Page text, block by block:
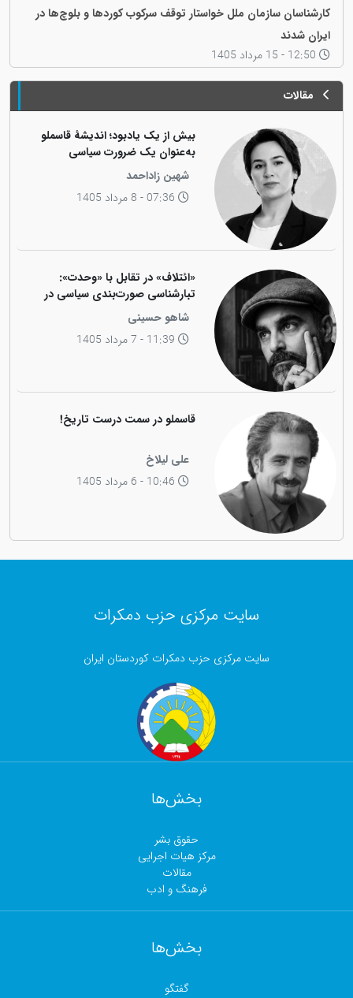
کارشناسان سازمان ملل خواستار توقف سرکوب کوردها و بلوچ‌ها در
ایران شدند
مقالات
بیش از یک یادبود؛ اندیشهٔ قاسملو
به‌عنوان یک ضرورت سیاسی
شهین زاداحمد
«ائتلاف» در تقابل با «وحدت»:
تبارشناسی صورت‌بندی سیاسی در
جامعه کوردی
شاهو حسینی
قاسملو در سمت درست تاریخ!
علی لیلاخ
سایت مرکزی حزب دمکرات
سایت مرکزی حزب دمکرات کوردستان ایران
بخش‌ها
حقوق بشر
مرکز هیات اجرایی
مقالات
فرهنگ و ادب
بخش‌ها
گفتگو